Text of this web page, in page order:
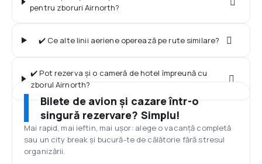
pentru zboruri Airnorth?
✔️ Ce alte linii aeriene operează pe rute similare?
✔️ Pot rezerva și o cameră de hotel împreună cu
zborul Airnorth?
Bilete de avion și cazare într-o
singură rezervare? Simplu!
Mai rapid, mai ieftin, mai ușor: alege o vacanță completă
sau un city break și bucură-te de călătorie fără stresul
organizării.